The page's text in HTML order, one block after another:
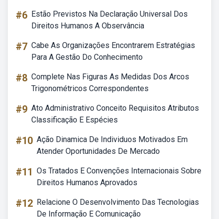
#6 Estão Previstos Na Declaração Universal Dos
Direitos Humanos A Observância
#7 Cabe As Organizações Encontrarem Estratégias
Para A Gestão Do Conhecimento
#8 Complete Nas Figuras As Medidas Dos Arcos
Trigonométricos Correspondentes
#9 Ato Administrativo Conceito Requisitos Atributos
Classificação E Espécies
#10 Ação Dinamica De Individuos Motivados Em
Atender Oportunidades De Mercado
#11 Os Tratados E Convenções Internacionais Sobre
Direitos Humanos Aprovados
#12 Relacione O Desenvolvimento Das Tecnologias
De Informação E Comunicação